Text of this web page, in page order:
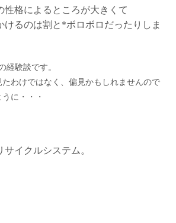
性格によるところが大きくて
けるのは割と*ボロボロだったりしま
経験談です。
わけではなく、偏見かもしれませんので
に・・・
イクルシステム。